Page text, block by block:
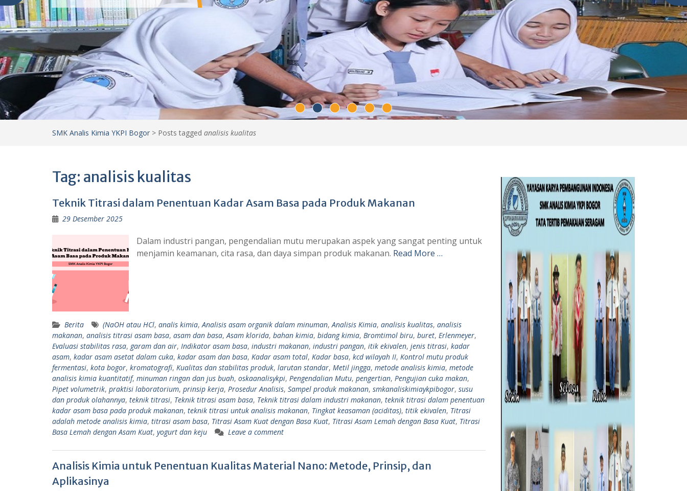
SMK Analis Kimia YKPI Bogor > Posts tagged analisis kualitas
Tag: analisis kualitas
Teknik Titrasi dalam Penentuan Kadar Asam Basa pada Produk Makanan
29 Desember 2025
Dalam industri pangan, pengendalian mutu merupakan aspek yang sangat penting untuk
menjamin keamanan, cita rasa, dan daya simpan produk makanan. Read More …
Berita (NaOH atau HCl, analis kimia, Analisis asam organik dalam minuman, Analisis Kimia, analisis kualitas, analisis
makanan, analisis titrasi asam basa, asam dan basa, Asam klorida, bahan kimia, bidang kimia, Bromtimol biru, buret, Erlenmeyer,
Evaluasi stabilitas rasa, garam dan air, Indikator asam basa, industri makanan, industri pangan, itik ekivalen, jenis titrasi, kadar
asam, kadar asam asetat dalam cuka, kadar asam dan basa, Kadar asam total, Kadar basa, kcd wilayah II, Kontrol mutu produk
fermentasi, kota bogor, kromatografi, Kualitas dan stabilitas produk, larutan standar, Metil jingga, metode analisis kimia, metode
analisis kimia kuantitatif, minuman ringan dan jus buah, oskaanalisykpi, Pengendalian Mutu, pengertian, Pengujian cuka makan,
Pipet volumetrik, praktisi laboratorium, prinsip kerja, Prosedur Analisis, Sampel produk makanan, smkanaliskimiaykpibogor, susu
dan produk olahannya, teknik titrasi, Teknik titrasi asam basa, Teknik titrasi dalam industri makanan, teknik titrasi dalam penentuan
kadar asam basa pada produk makanan, teknik titrasi untuk analisis makanan, Tingkat keasaman (aciditas), titik ekivalen, Titrasi
adalah metode analisis kimia, titrasi asam basa, Titrasi Asam Kuat dengan Basa Kuat, Titrasi Asam Lemah dengan Basa Kuat, Titrasi
Basa Lemah dengan Asam Kuat, yogurt dan keju Leave a comment
Analisis Kimia untuk Penentuan Kualitas Material Nano: Metode, Prinsip, dan
Aplikasinya